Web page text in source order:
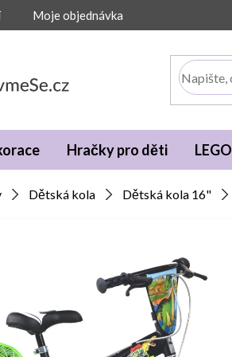
Moje objednávka
Hračky pro děti LEGO
Dětská kola Dětská kola 16"